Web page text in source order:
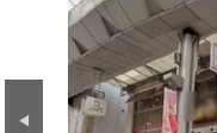
Previous